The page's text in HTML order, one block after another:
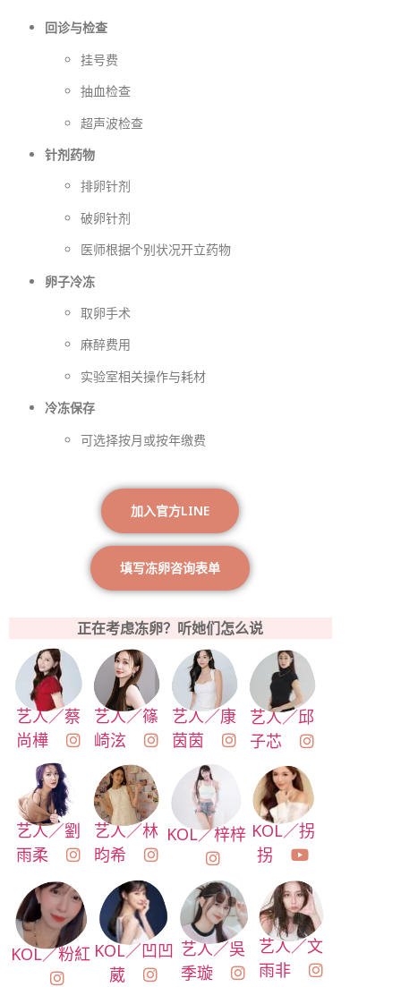
回诊与检查
挂号费
抽血检查
超声波检查
针剂药物
排卵针剂
破卵针剂
医师根据个别状况开立药物
卵子冷冻
取卵手术
麻醉费用
实验室相关操作与耗材
冷冻保存
可选择按月或按年缴费
加入官方LINE
填写冻卵咨询表单
正在考虑冻卵？听她们怎么说
艺人／蔡
尚樺
艺人／篠
崎泫
艺人／康
茵茵
艺人／邱
子芯
艺人／劉
雨柔
艺人／林
昀希
KOL／梓梓 KOL／拐
拐
KOL／粉紅 KOL／凹凹
葳
艺人／吳
季璇
艺人／文
雨非